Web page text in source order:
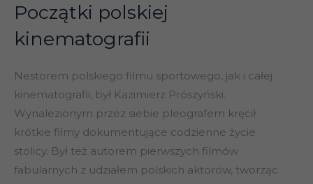
Początki polskiej
kinematografii
Nestorem polskiego filmu sportowego, jak i całej
kinematografii, był Kazimierz Prószyński.
Wynalezionym przez siebie pleografem kręcił
krótkie filmy dokumentujące codzienne życie
stolicy. Był też autorem pierwszych filmów
fabularnych z udziałem polskich aktorów, tworząc